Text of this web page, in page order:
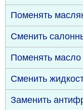
Поменять
Сменить
Поменять
Сменить
Заменить